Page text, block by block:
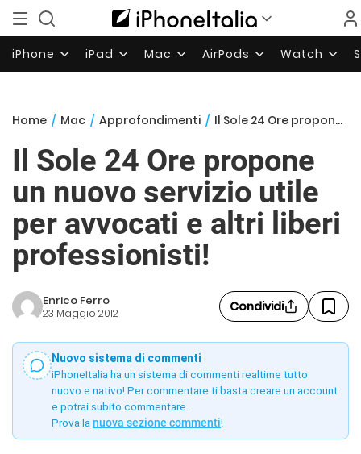
iPhone iPad Mac AirPods Watch
Home / Mac / Approfondimenti / Il Sole 24 Ore propone un nuovo servizio utile per avvocati e altri liberi professionisti!
Il Sole 24 Ore propone
un nuovo servizio utile
per avvocati e altri liberi
professionisti!
Enrico Ferro
23 Maggio 2012 Condividi
Nuovo sistema di commenti
iPhoneItalia ha un sistema di commenti realtime tutto
nuovo e nativo! Per commentare ti basta creare un account
e potrai subito commentare.
Prova la nuova sezione commenti!